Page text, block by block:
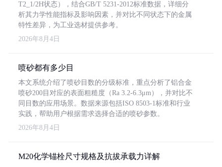
T2_1/2H状态），结合GB/T 5231-2012标准数据，详细分
析其力学性能指标及影响因素，并对比不同状态下的金属
特性差异，为工业选材提供参考。
2026年8月4日
喷砂都有多少目
本文系统介绍了喷砂目数的分级标准，重点分析了铝合金
喷砂200目对应的表面粗糙度（Ra 3.2-6.3μm），并对比不
同目数的应用场景。数据来源包括ISO 8503-1标准和行业
实践，帮助用户根据需求选择合适的喷砂参数。
2026年8月4日
M20化学锚栓尺寸规格及抗拔承载力详解